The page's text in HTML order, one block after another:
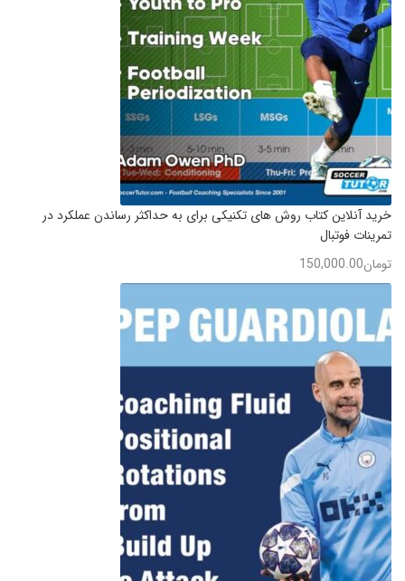
خرید آنلاین کتاب روش های تکنیکی برای به حداکثر رساندن عملکرد در
تمرینات فوتبال
تومان150,000.00